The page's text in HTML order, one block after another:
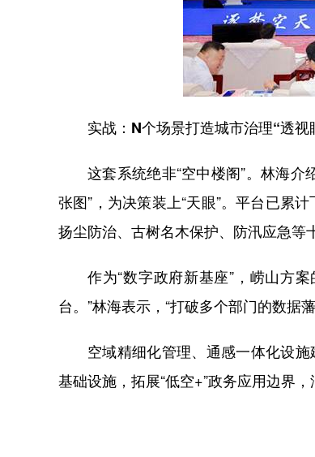
实战： N个场景打造城市治理“透视
这套系统绝非“空中楼阁” 。林海介
张图” ，为决策装上“天眼”。平台已累计
扬尘防治、古树名木保护、防汛应急等
作为“数字政府新基座” ，崂山方
台。 ”林海表示， “打破多个部门的数据
空域精细化管理、通感一体化设施
基础设施，拓展“低空+”政务应用边界，